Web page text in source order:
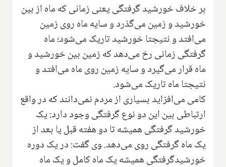
بر خلاف خورشید گرفتگی یعنی زمانی که ماه از بین
خورشید و زمین می‌گذرد و سایه ماه روی زمین
می‌افتد و نتیجتا خورشید تاریک می‌شود؛ ماه
گرفتگی زمانی رخ می‌دهد که زمین بین خورشید و
ماه قرار می‌گیرد و سایه زمین روی ماه می‌افتد و
نتیجتا ماه تاریک می‌شود.
کامی می‌افزاید بسیاری از مردم نمی‌دانند که در واقع
ارتباطی بین این دو نوع گرفتگی وجود دارد: یک
خورشید گرفتگی همیشه تا دو هفته قبل یا بعد از
یک ماه گرفتگی روی می‌دهد. وی گفت: در یک دوره
خورشیدگرفتگی همیشه یک ماه کامل و یک ماه